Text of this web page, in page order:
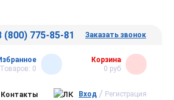
(800) 775-85-81 Заказать звонок
Товаров: 0
Корзина
0 руб
Контакты Вход / Регистрация